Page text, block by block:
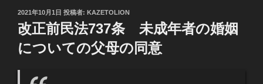
投
稿
日:
2021年10月1日 投稿者: KAZETOLION
改正前民法737条 未成年者の婚姻
についての父母の同意